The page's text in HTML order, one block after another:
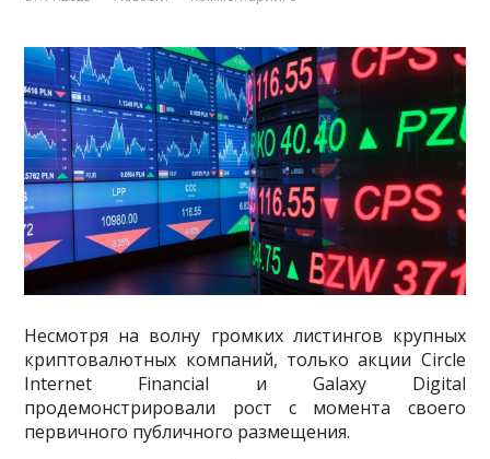
Несмотря на волну громких листингов крупных
криптовалютных компаний, только акции Circle
Internet Financial и Galaxy Digital
продемонстрировали рост с момента своего
первичного публичного размещения.